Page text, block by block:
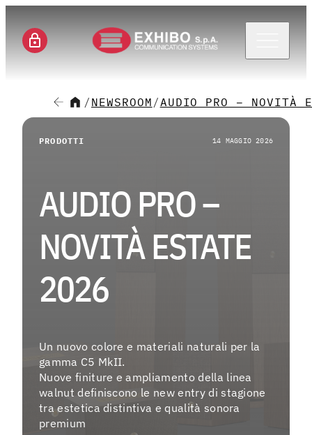
/ NEWSROOM /AUDIO PRO – NOVITÀ
PRODOTTI 14 MAGGIO 2026
AUDIO PRO –
NOVITÀ ESTATE
2026
Un nuovo colore e materiali naturali per la
gamma C5 MkII.
Nuove finiture e ampliamento della linea
walnut definiscono le new entry di stagione
tra estetica distintiva e qualità sonora
premium